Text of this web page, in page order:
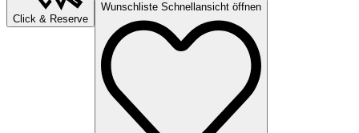
Click & Reserve
Wunschliste Schnellansicht öffnen